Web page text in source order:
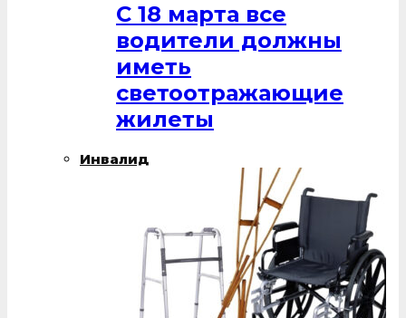
С 18 марта все
водители должны
иметь
светоотражающие
жилеты
Инвалид